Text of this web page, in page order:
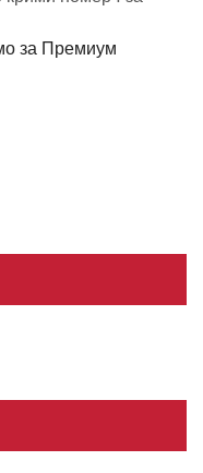
за Премиум